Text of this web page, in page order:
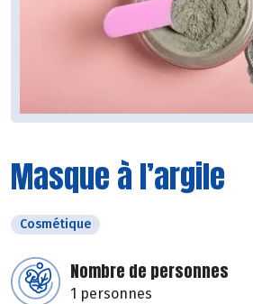
Masque à l’argile
Cosmétique
Nombre de personnes
1 personnes